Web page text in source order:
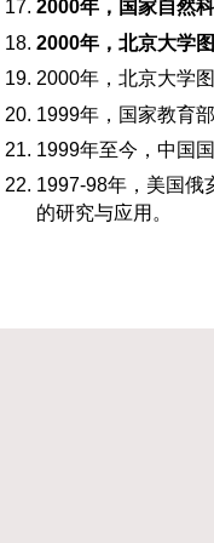
2000年，国家自然
2000年，北京大学
2000年，北京大学
1999年，国家教育
1999年至今，中国
1997-98年，美国俄
的研究与应用。